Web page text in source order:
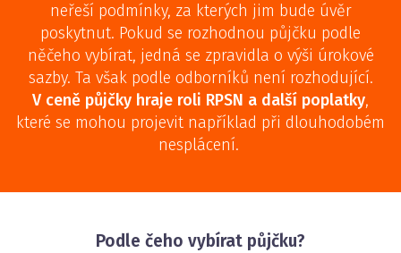
neřeší podmínky, za kterých jim bude úvěr
poskytnut. Pokud se rozhodnou půjčku podle
něčeho vybírat, jedná se zpravidla o výši úrokové
sazby. Ta však podle odborníků není rozhodující.
V ceně půjčky hraje roli RPSN a další poplatky,
které se mohou projevit například při dlouhodobém
nesplácení.
Podle čeho vybírat půjčku?